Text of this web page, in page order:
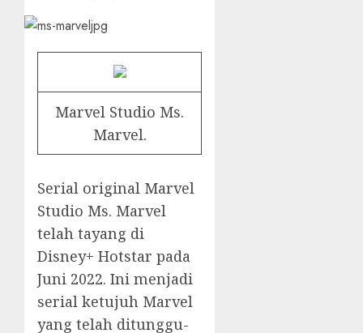
Marvel Studio Ms.
Marvel.
Serial original Marvel
Studio Ms. Marvel
telah tayang di
Disney+ Hotstar pada
Juni 2022. Ini menjadi
serial ketujuh Marvel
yang telah ditunggu-